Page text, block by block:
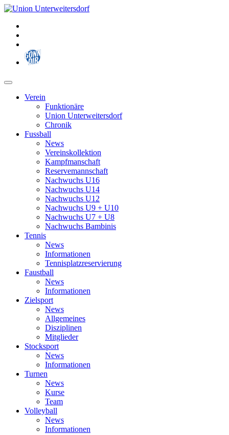
Zum
springen
Verein
Funktionäre
Union Unterweitersdorf
Chronik
Fussball
News
Vereinskollektion
Kampfmanschaft
Reservemannschaft
Nachwuchs U16
Nachwuchs U14
Nachwuchs U12
Nachwuchs U9 + U10
Nachwuchs U7 + U8
Nachwuchs Bambinis
Tennis
News
Informationen
Tennisplatzreservierung
Faustball
News
Informationen
Zielsport
News
Allgemeines
Disziplinen
Mitglieder
Stocksport
News
Informationen
Turnen
News
Kurse
Team
Volleyball
News
Informationen